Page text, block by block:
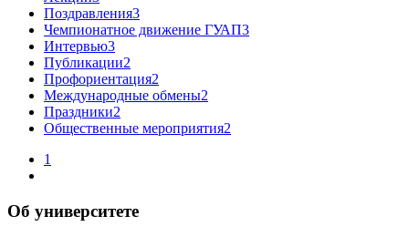
Поздравления3
Чемпионатное движение ГУАП3
Интервью3
Публикации2
Профориентация2
Международные обмены2
Праздники2
Общественные мероприятия2
1
Об университете